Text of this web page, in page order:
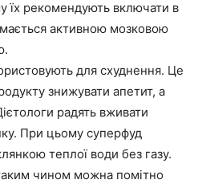
їх рекомендують включати в
активною мозковою
для схуднення. Це
знижувати апетит, а
радять вживати
При цьому суперфуд
теплої води без газу.
чином можна помітно